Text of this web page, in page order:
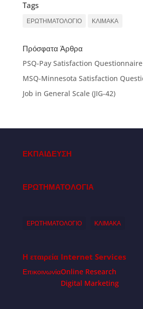
Tags
ΕΡΩΤΗΜΑΤΟΛΟΓΙΟ ΚΛΙΜΑΚΑ
Πρόσφατα Άρθρα
PSQ-Pay Satisfaction
MSQ-Minnesota Satisfaction
Job in General Scale (JIG-42)
ΕΚΠΑΙΔΕΥΣΗ
ΕΡΩΤΗΜΑΤΟΛΟΓΙΑ
ΕΡΩΤΗΜΑΤΟΛΟΓΙΟ ΚΛΙΜΑΚΑ
Η εταιρεία
Επικοινωνία
Internet Services
Online Research
Digital Marketing